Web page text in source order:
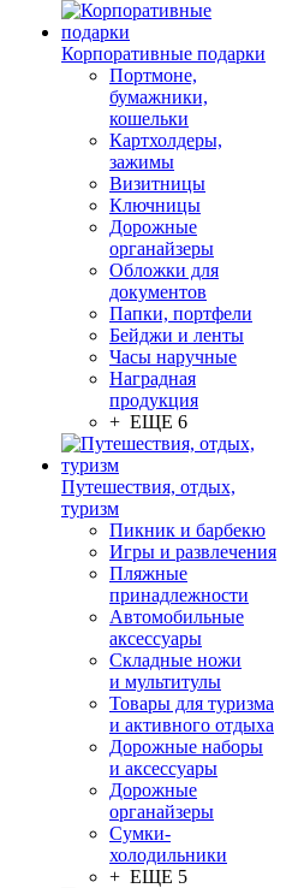
Корпоративные подарки
Портмоне,
бумажники,
кошельки
Картхолдеры,
зажимы
Визитницы
Ключницы
Дорожные
органайзеры
Обложки для
документов
Папки, портфели
Бейджи и ленты
Часы наручные
Наградная
продукция
+ ЕЩЕ 6
Путешествия, отдых,
туризм
Пикник и барбекю
Игры и развлечения
Пляжные
принадлежности
Автомобильные
аксессуары
Складные ножи
и мультитулы
Товары для туризма
и активного отдыха
Дорожные наборы
и аксессуары
Дорожные
органайзеры
Сумки-
холодильники
+ ЕЩЕ 5